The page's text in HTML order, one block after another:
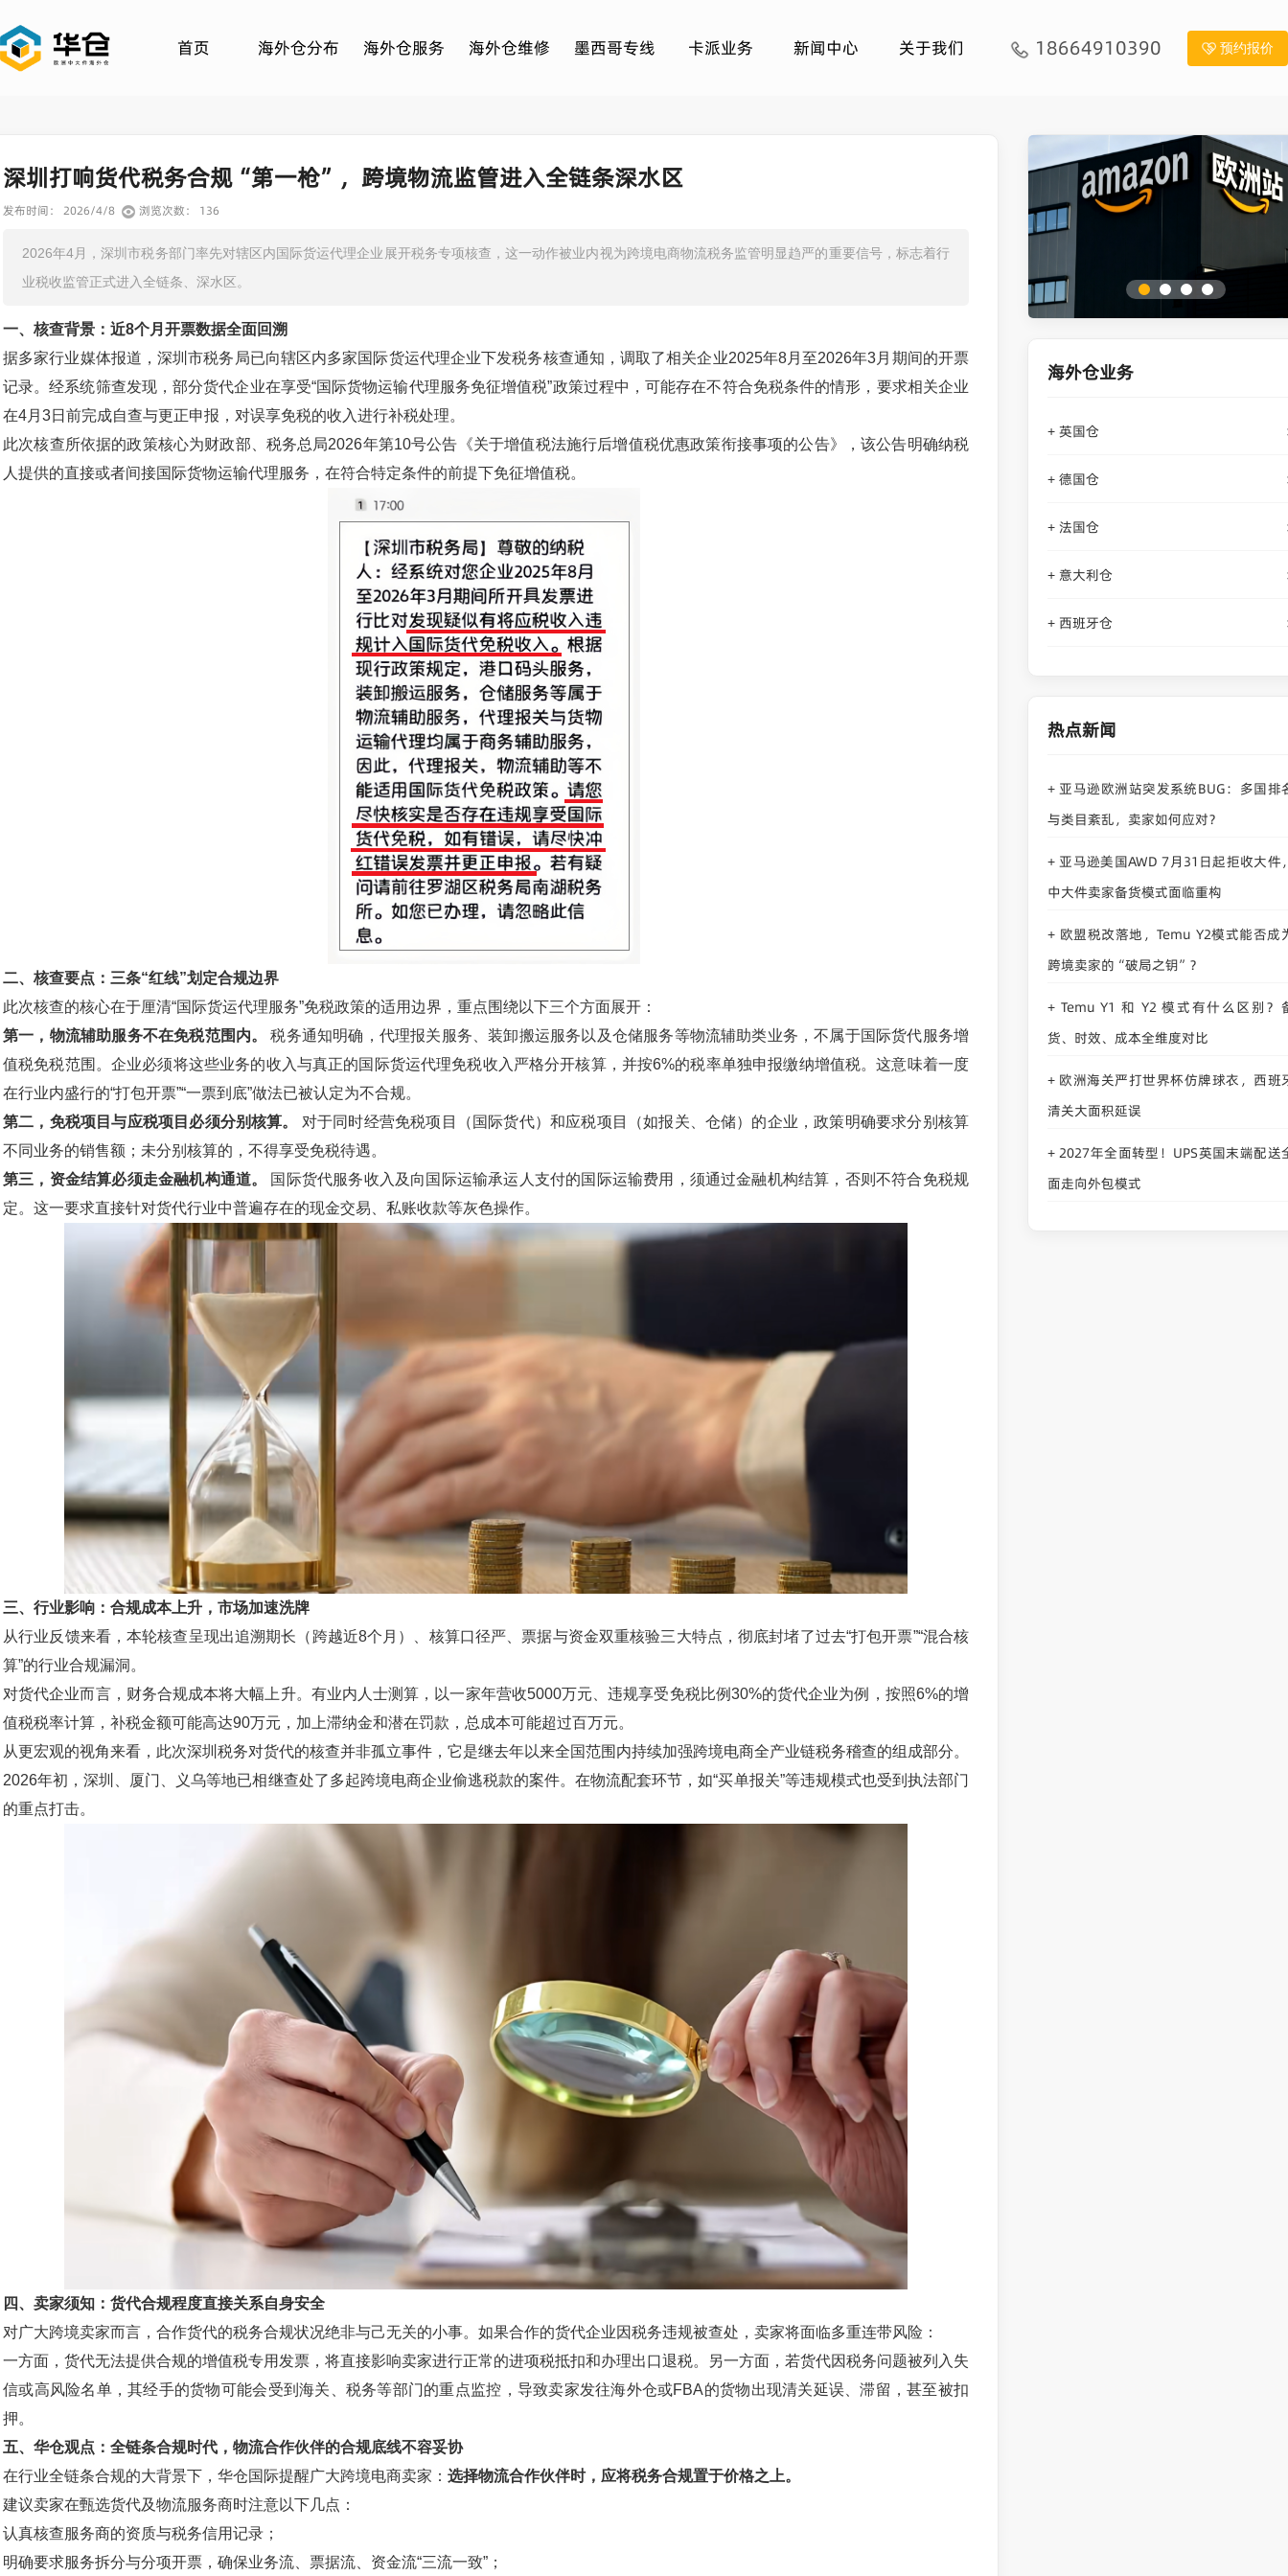
首页 海外仓分布 海外仓服务 海外仓维修 墨西哥专线 卡派业务 新闻中心 关于我们 18664910390 预约报价
深圳打响货代税务合规“第一枪”，跨境物流监管进入全链条深水区
发布时间： 2026/4/8 浏览次数： 136
2026年4月，深圳市税务部门率先对辖区内国际货运代理企业展开税务专项核查，这一动作被业内视为跨境电商物流税务监管明显趋严的重要信号，标志着行
业税收监管正式进入全链条、深水区。
一、核查背景：近8个月开票数据全面回溯
据多家行业媒体报道，深圳市税务局已向辖区内多家国际货运代理企业下发税务核查通知，调取了相关企业2025年8月至2026年3月期间的开票
记录。经系统筛查发现，部分货代企业在享受“国际货物运输代理服务免征增值税”政策过程中，可能存在不符合免税条件的情形，要求相关企业
在4月3日前完成自查与更正申报，对误享免税的收入进行补税处理。
此次核查所依据的政策核心为财政部、税务总局2026年第10号公告《关于增值税法施行后增值税优惠政策衔接事项的公告》，该公告明确纳税
人提供的直接或者间接国际货物运输代理服务，在符合特定条件的前提下免征增值税。
二、核查要点：三条“红线”划定合规边界
此次核查的核心在于厘清“国际货运代理服务”免税政策的适用边界，重点围绕以下三个方面展开：
第一，物流辅助服务不在免税范围内。
税务通知明确，代理报关服务、装卸搬运服务以及仓储服务等物流辅助类业务，不属于国际货代服务增
值税免税范围。企业必须将这些业务的收入与真正的国际货运代理免税收入严格分开核算，并按6%的税率单独申报缴纳增值税。这意味着一度
在行业内盛行的“打包开票”“一票到底”做法已被认定为不合规。
第二，免税项目与应税项目必须分别核算。
对于同时经营免税项目（国际货代）和应税项目（如报关、仓储）的企业，政策明确要求分别核算
不同业务的销售额；未分别核算的，不得享受免税待遇。
第三，资金结算必须走金融机构通道。
国际货代服务收入及向国际运输承运人支付的国际运输费用，须通过金融机构结算，否则不符合免税规
定。这一要求直接针对货代行业中普遍存在的现金交易、私账收款等灰色操作。
三、行业影响：合规成本上升，市场加速洗牌
从行业反馈来看，本轮核查呈现出追溯期长（跨越近8个月）、核算口径严、票据与资金双重核验三大特点，彻底封堵了过去“打包开票”“混合核
算”的行业合规漏洞。
对货代企业而言，财务合规成本将大幅上升。有业内人士测算，以一家年营收5000万元、违规享受免税比例30%的货代企业为例，按照6%的增
值税税率计算，补税金额可能高达90万元，加上滞纳金和潜在罚款，总成本可能超过百万元。
从更宏观的视角来看，此次深圳税务对货代的核查并非孤立事件，它是继去年以来全国范围内持续加强跨境电商全产业链税务稽查的组成部分。
2026年初，深圳、厦门、义乌等地已相继查处了多起跨境电商企业偷逃税款的案件。在物流配套环节，如“买单报关”等违规模式也受到执法部门
的重点打击。
四、卖家须知：货代合规程度直接关系自身安全
对广大跨境卖家而言，合作货代的税务合规状况绝非与己无关的小事。如果合作的货代企业因税务违规被查处，卖家将面临多重连带风险：
一方面，货代无法提供合规的增值税专用发票，将直接影响卖家进行正常的进项税抵扣和办理出口退税。另一方面，若货代因税务问题被列入失
信或高风险名单，其经手的货物可能会受到海关、税务等部门的重点监控，导致卖家发往海外仓或FBA的货物出现清关延误、滞留，甚至被扣
押。
五、华仓观点：全链条合规时代，物流合作伙伴的合规底线不容妥协
在行业全链条合规的大背景下，华仓国际提醒广大跨境电商卖家： 选择物流合作伙伴时，应将税务合规置于价格之上。
建议卖家在甄选货代及物流服务商时注意以下几点：
认真核查服务商的资质与税务信用记录；
明确要求服务拆分与分项开票，确保业务流、票据流、资金流“三流一致”；
海外仓业务
+ 英国仓
+ 德国仓
+ 法国仓
+ 意大利仓
+ 西班牙仓
热点新闻
+ 亚马逊欧洲站突发系统BUG：多国排
与类目紊乱，卖家如何应对？
+ 亚马逊美国AWD 7月31日起拒收大件
中大件卖家备货模式面临重构
+ 欧盟税改落地，Temu Y2模式能否成
跨境卖家的“破局之钥”？
+ Temu Y1 和 Y2 模式有什么区别？
货、时效、成本全维度对比
+ 欧洲海关严打世界杯仿牌球衣，西班
清关大面积延误
+ 2027年全面转型！UPS英国末端配送
面走向外包模式